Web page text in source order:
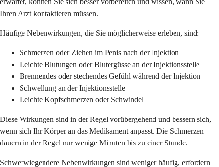
erwartet, können Sie sich besser vorbereiten und wissen, wann Sie
Ihren Arzt kontaktieren müssen.
Häufige Nebenwirkungen, die Sie möglicherweise erleben, sind:
Schmerzen oder Ziehen im Penis nach der Injektion
Leichte Blutungen oder Blutergüsse an der Injektionsstelle
Brennendes oder stechendes Gefühl während der Injektion
Schwellung an der Injektionsstelle
Leichte Kopfschmerzen oder Schwindel
Diese Wirkungen sind in der Regel vorübergehend und bessern sich,
wenn sich Ihr Körper an das Medikament anpasst. Die Schmerzen
dauern in der Regel nur wenige Minuten bis zu einer Stunde.
Schwerwiegendere Nebenwirkungen sind weniger häufig, erfordern